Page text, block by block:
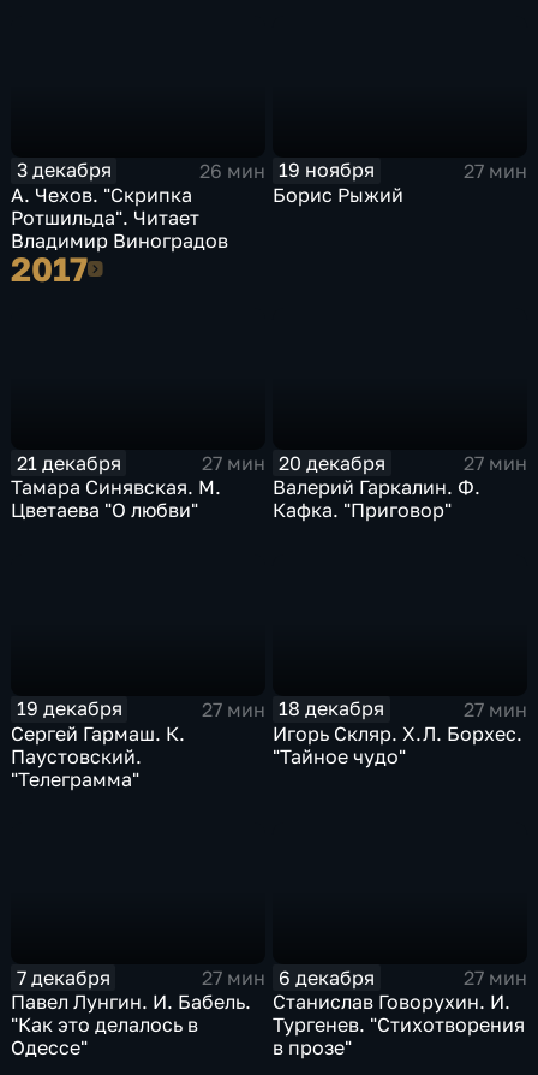
3 декабря
26 мин
А. Чехов. "Скрипка
Ротшильда". Читает
Владимир Виноградов
19 ноября
27 мин
Борис Рыжий
20172017
21 декабря
27 мин
Тамара Синявская. М.
Цветаева "О любви"
20 декабря
27 мин
Валерий Гаркалин. Ф.
Кафка. "Приговор"
19 декабря
27 мин
Сергей Гармаш. К.
Паустовский.
"Телеграмма"
18 декабря
27 мин
Игорь Скляр. Х.Л. Борхес.
"Тайное чудо"
7 декабря
27 мин
Павел Лунгин. И. Бабель.
"Как это делалось в
Одессе"
6 декабря
27 мин
Станислав Говорухин. И.
Тургенев. "Стихотворения
в прозе"